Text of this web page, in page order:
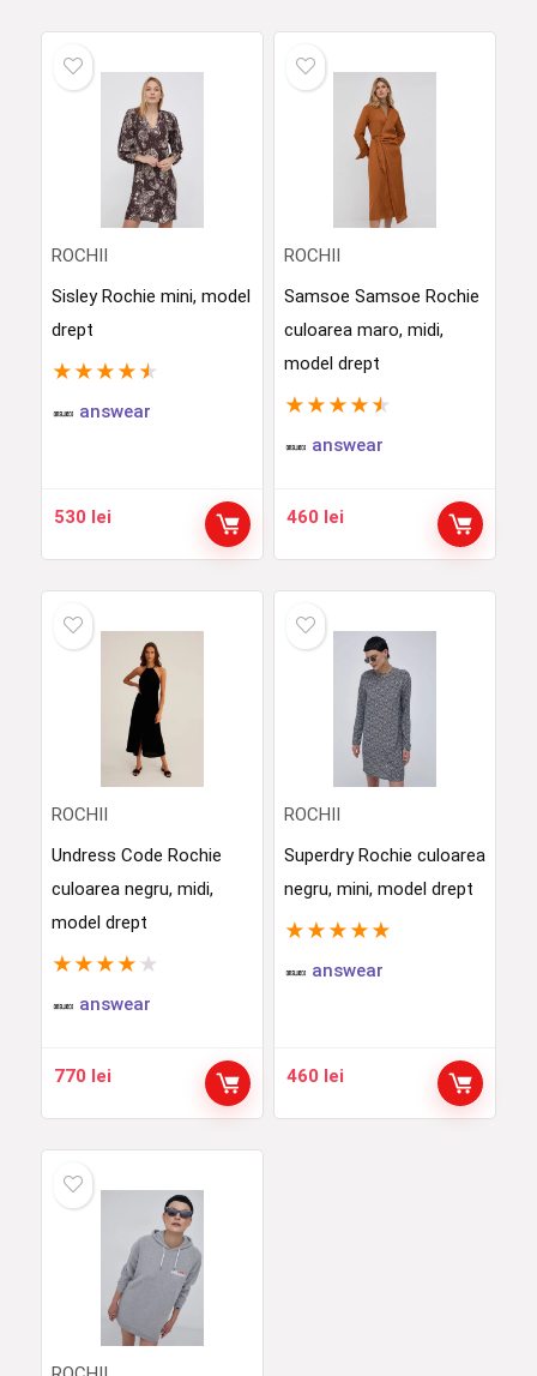
ROCHII
Sisley Rochie mini, model
drept
★ ★ ★ ★ ★
answear
530 lei
ROCHII
Samsoe Samsoe Rochie
culoarea maro, midi,
model drept
★ ★ ★ ★ ★
answear
460 lei
ROCHII
Undress Code Rochie
culoarea negru, midi,
model drept
★ ★ ★ ★ ★
answear
770 lei
ROCHII
Superdry Rochie culoarea
negru, mini, model drept
★ ★ ★ ★ ★
answear
460 lei